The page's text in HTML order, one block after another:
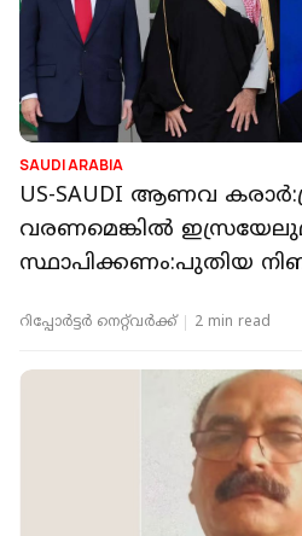
SAUDI ARABIA
US-SAUDI ആണവ
വരണമെങ്കില്‍
സ്ഥാപിക്കണം:പുതിയ
റിപ്പോർട്ടർ നെറ്റ്‌വര്‍ക്ക്‌ 2 min read